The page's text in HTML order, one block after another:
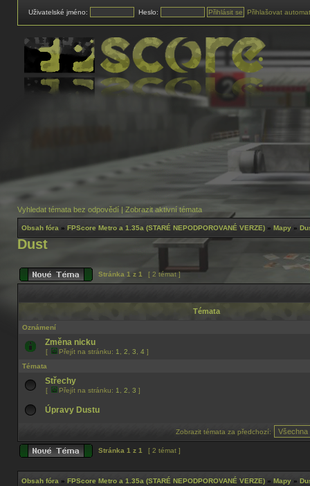
Uživatelské jméno: Heslo: Přihlašovat
Vyhledat témata bez odpovědí | Zobrazit aktivní témata
Obsah fóra » FPScore Metro a 1.35a (STARÉ NEPODPOROVANÉ VERZE) » Mapy »
Dust
Stránka 1 z 1 [ 2 témat ]
Témata
Oznámení
Změna nicku
[ Přejít na stránku: 1 2 3 4 ]
Témata
Střechy
[ Přejít na stránku: 1 2 3 ]
Úpravy Dustu
Zobrazit témata za předchozí:
Stránka 1 z 1 [ 2 témat ]
Obsah fóra » FPScore Metro a 1.35a (STARÉ NEPODPOROVANÉ VERZE) » Mapy »